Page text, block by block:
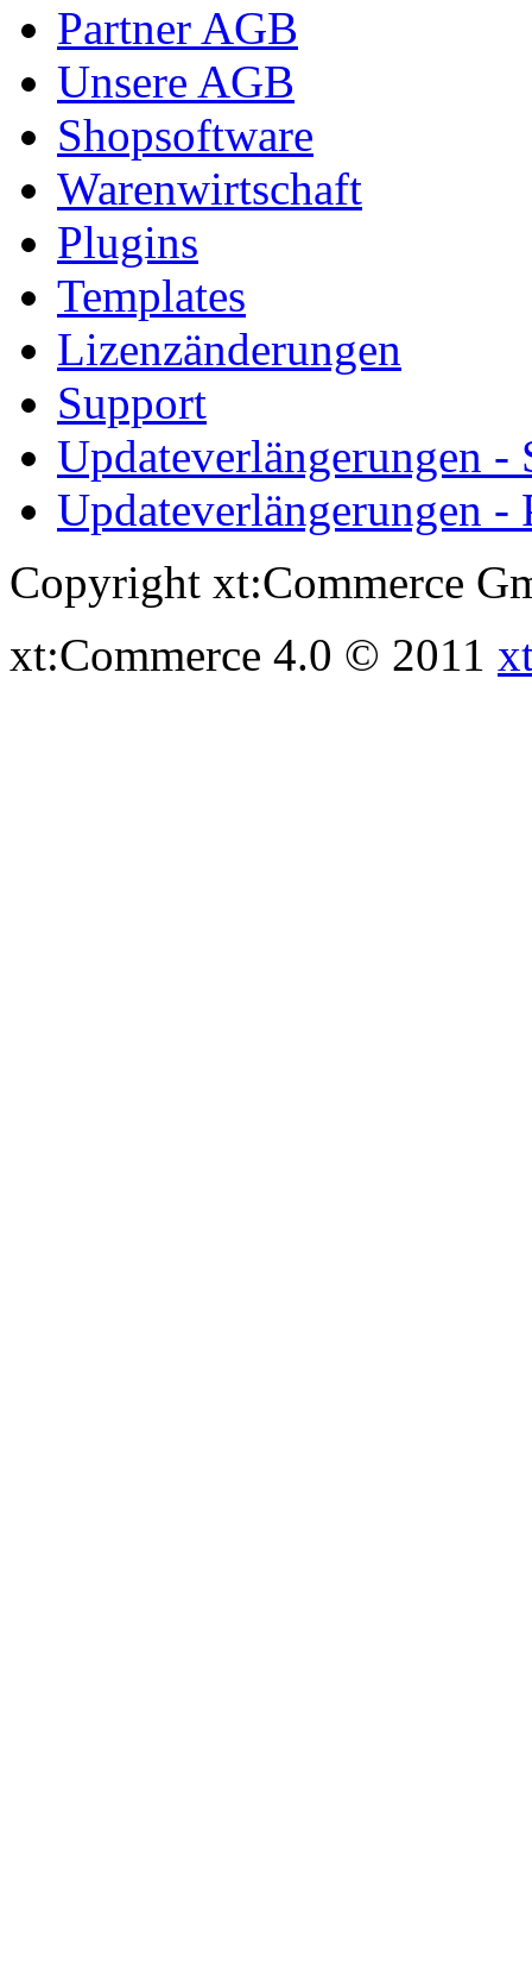
Partner AGB
Unsere AGB
Shopsoftware
Warenwirtschaft
Plugins
Templates
Lizenzänderungen
Support
Updateverlängerungen -
Updateverlängerungen -
Copyright xt:Commerce
xt:Commerce 4.0 © 2011